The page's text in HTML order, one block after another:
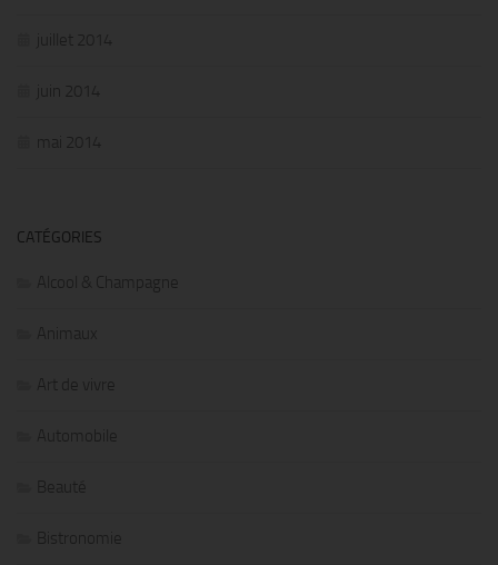
juillet 2014
juin 2014
mai 2014
CATÉGORIES
Alcool & Champagne
Animaux
Art de vivre
Automobile
Beauté
Bistronomie